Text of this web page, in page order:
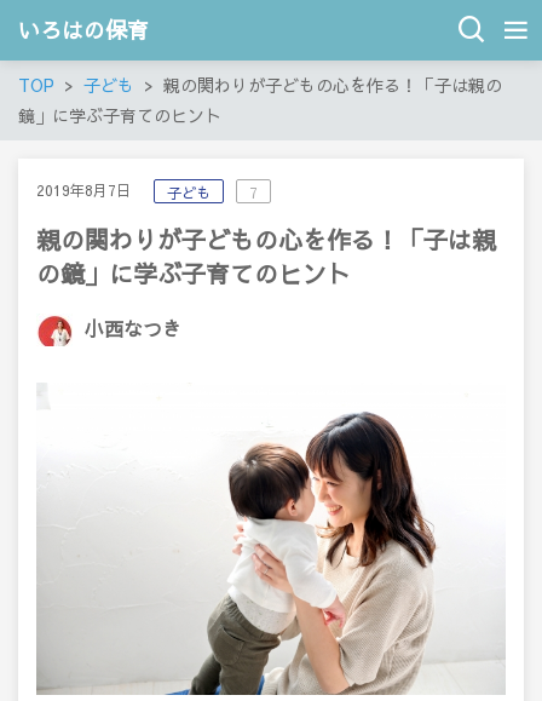
いろはの保育
TOP 子ども
親の関わりが子どもの心を作る！「子は親の
鏡」に学ぶ子育てのヒント
2019年8月7日 子ども 7
親の関わりが子どもの心を作る！「子は親
の鏡」に学ぶ子育てのヒント
小西なつき